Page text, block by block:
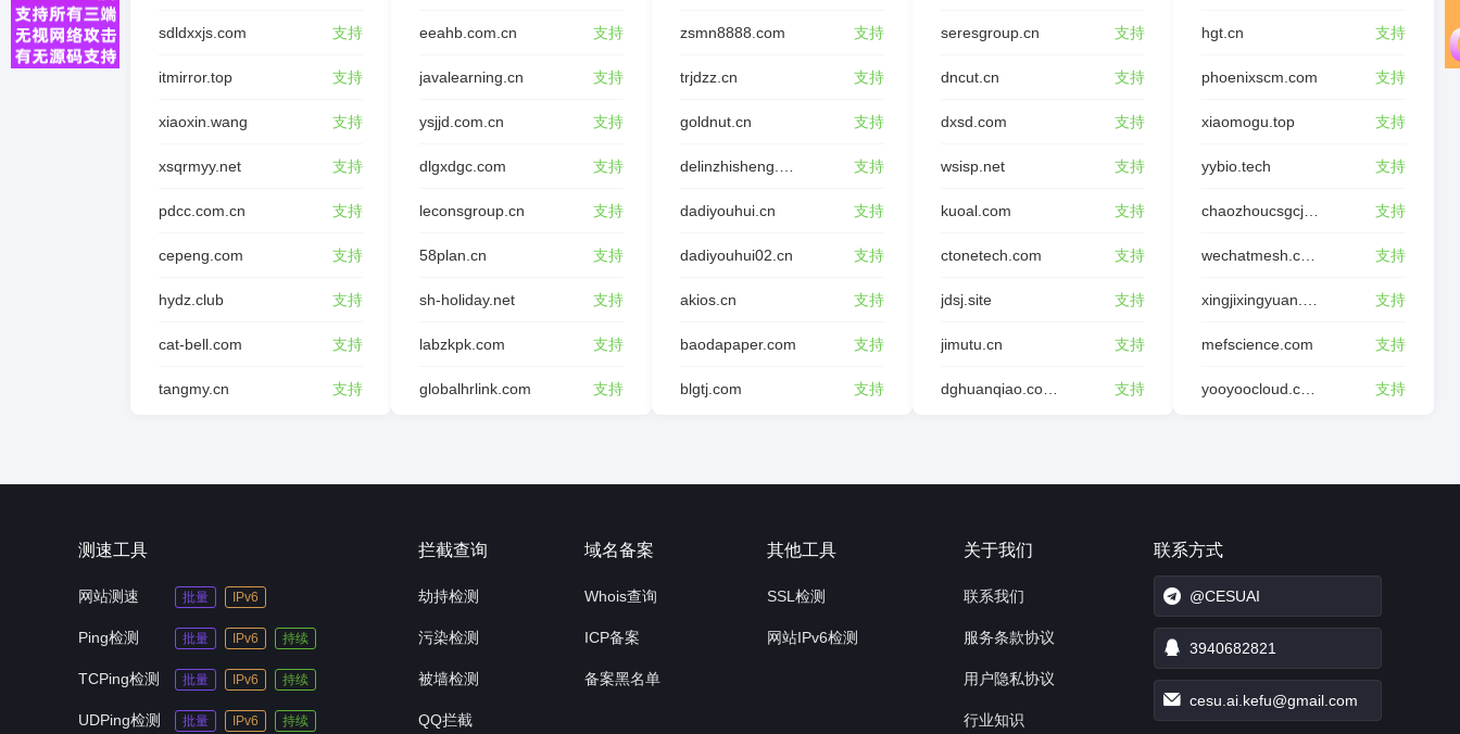
sdldxxjs.com 支持
itmirror.top 支持
xiaoxin.wang 支持
xsqrmyy.net 支持
pdcc.com.cn 支持
cepeng.com 支持
hydz.club 支持
cat-bell.com 支持
tangmy.cn 支持
eeahb.com.cn 支持
javalearning.cn 支持
ysjjd.com.cn 支持
dlgxdgc.com 支持
leconsgroup.cn 支持
58plan.cn 支持
sh-holiday.net 支持
labzkpk.com 支持
globalhrlink.com 支持
zsmn8888.com 支持
trjdzz.cn 支持
goldnut.cn 支持
支持
dadiyouhui.cn 支持
dadiyouhui02.cn 支持
akios.cn 支持
baodapaper.com 支持
blgtj.com 支持
seresgroup.cn 支持
dncut.cn 支持
dxsd.com 支持
wsisp.net 支持
kuoal.com 支持
ctonetech.com 支持
jdsj.site 支持
jimutu.cn 支持
支持
hgt.cn 支持
phoenixscm.com 支持
xiaomogu.top 支持
yybio.tech 支持
支持
支持
支持
mefscience.com 支持
支持
测速工具
网站测速 批量 IPv6
Ping检测 批量 IPv6 持续
TCPing检测 批量 IPv6 持续
UDPing检测 批量 IPv6 持续
拦截查询
劫持检测
污染检测
被墙检测
QQ拦截
域名备案
Whois查询
ICP备案
备案黑名单
其他工具
SSL检测
网站IPv6检测
关于我们
联系我们
服务条款协议
用户隐私协议
行业知识
联系方式
@CESUAI
3940682821
cesu.ai.kefu@gmail.com